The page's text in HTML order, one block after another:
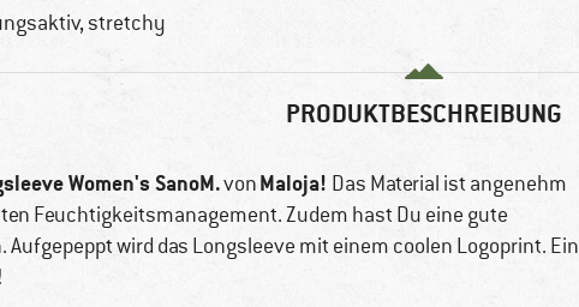
stretchy
PRODUKTBESCHREIBUNG
Women's SanoM.vonMaloja! Das Material ist angenehm
Feuchtigkeitsmanagement. Zudem hast Du eine gute
wird das Longsleeve mit einem coolen Logoprint. Ein